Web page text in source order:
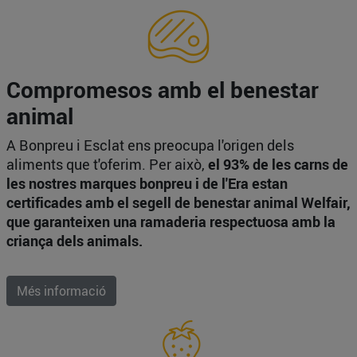
Compromesos amb el benestar
animal
A Bonpreu i Esclat ens preocupa l'origen dels
aliments que t'oferim. Per això, el 93% de les carns de
les nostres marques bonpreu i de l'Era estan
certificades amb el segell de benestar animal Welfair,
que garanteixen una ramaderia respectuosa amb la
criança dels animals.
Més informació